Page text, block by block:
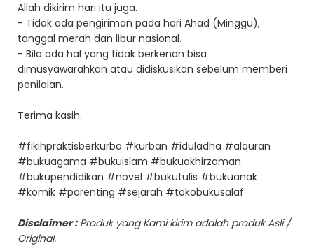
Allah dikirim hari itu juga.
- Tidak ada pengiriman pada hari Ahad (Minggu),
tanggal merah dan libur nasional.
- Bila ada hal yang tidak berkenan bisa
dimusyawarahkan atau didiskusikan sebelum memberi
penilaian.
Terima kasih.
#fikihpraktisberkurba #kurban #iduladha #alquran
#bukuagama #bukuislam #bukuakhirzaman
#bukupendidikan #novel #bukutulis #bukuanak
#komik #parenting #sejarah #tokobukusalaf
Disclaimer :Produk yang Kami kirim adalah produk Asli /
Original.